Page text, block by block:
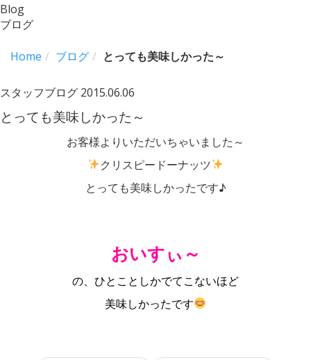
Blog
ブログ
Home ブログ とっても美味しかった～
スタッフブログ 2015.06.06
とっても美味しかった～
お客様よりいただいちゃいました～
クリスピードーナッツ
とっても美味しかったです♪
おいすぃ～
の、ひとことしかでてこないほど
美味しかったです